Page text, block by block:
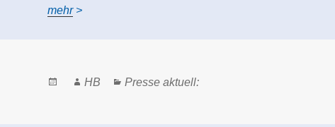
mehr>
PostedAuthor
HB Categories
Presse aktuell: